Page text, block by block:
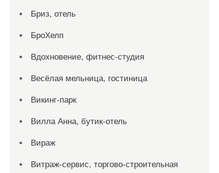
Бриз, отель
БроХелп
Вдохновение, фитнес-студия
Весёлая мельница, гостиница
Викинг-парк
Вилла Анна, бутик-отель
Вираж
Витраж-сервис, торгово-строительная